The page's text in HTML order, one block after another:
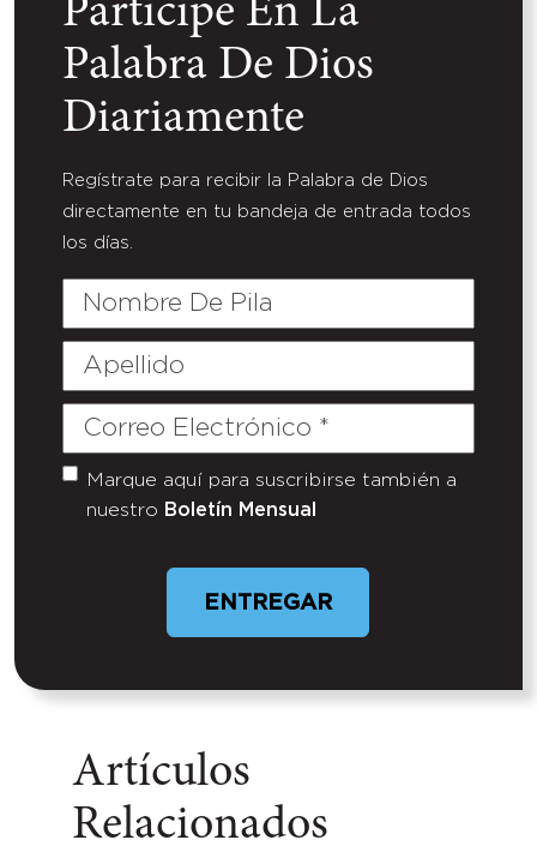
Participe En La
Palabra De Dios
Diariamente
Regístrate para recibir la Palabra de Dios
directamente en tu bandeja de entrada todos
los días.
Nombre
Pila
Apellido
Correo
Untitled
Marque aquí para suscribirse también a
nuestro Boletín Mensual
Artículos
Relacionados